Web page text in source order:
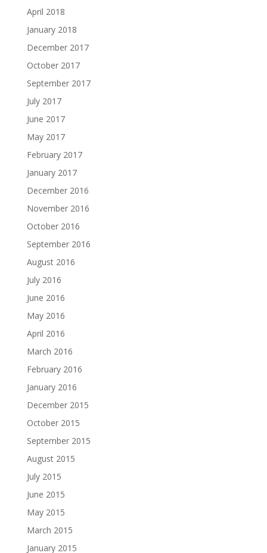
April 2018
January 2018
December 2017
October 2017
September 2017
July 2017
June 2017
May 2017
February 2017
January 2017
December 2016
November 2016
October 2016
September 2016
August 2016
July 2016
June 2016
May 2016
April 2016
March 2016
February 2016
January 2016
December 2015
October 2015
September 2015
August 2015
July 2015
June 2015
May 2015
March 2015
January 2015